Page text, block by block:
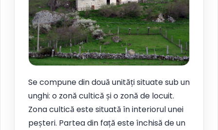
Se compune din două unități situate sub un
unghi: o zonă cultică și o zonă de locuit.
Zona cultică este situată în interiorul unei
peșteri. Partea din față este închisă de un